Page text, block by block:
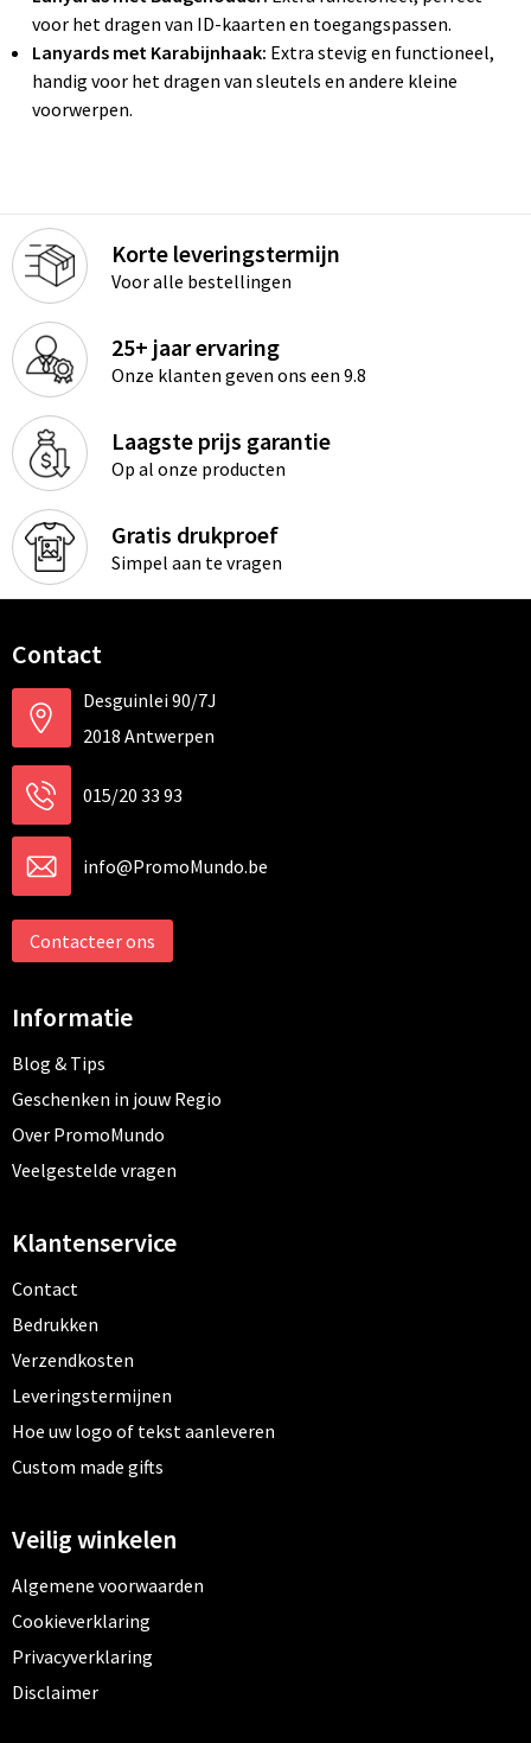
voor het dragen van ID-kaarten en toegangspassen.
Lanyards met Karabijnhaak: Extra stevig en functioneel,
handig voor het dragen van sleutels en andere kleine
voorwerpen.
Korte leveringstermijn
Voor alle bestellingen
25+ jaar ervaring
Onze klanten geven ons een 9.8
Laagste prijs garantie
Op al onze producten
Gratis drukproef
Simpel aan te vragen
Contact
Desguinlei 90/7J
2018 Antwerpen
015/20 33 93
info@PromoMundo.be
Contacteer ons
Informatie
Blog & Tips
Geschenken in jouw Regio
Over PromoMundo
Veelgestelde vragen
Klantenservice
Contact
Bedrukken
Verzendkosten
Leveringstermijnen
Hoe uw logo of tekst aanleveren
Custom made gifts
Veilig winkelen
Algemene voorwaarden
Cookieverklaring
Privacyverklaring
Disclaimer